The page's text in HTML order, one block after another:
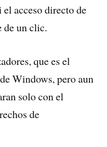
acceso directo de
de un clic.
que es el
Windows, pero aun
solo con el
de